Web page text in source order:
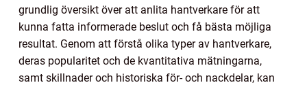
grundlig översikt över att anlita hantverkare för att
kunna fatta informerade beslut och få bästa möjliga
resultat. Genom att förstå olika typer av hantverkare,
deras popularitet och de kvantitativa mätningarna,
samt skillnader och historiska för- och nackdelar, kan